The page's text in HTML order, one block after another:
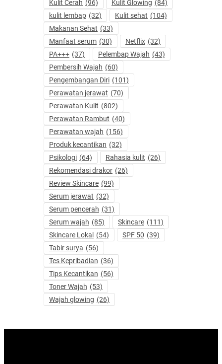
Kulit Cerah (96) Kulit Glowing (84)
kulit lembap (32) Kulit sehat (104)
Makanan Sehat (33)
Manfaat serum (30) Netflix (32)
PA+++ (37) Pelembap Wajah (43)
Pembersih Wajah (60)
Pengembangan Diri (101)
Perawatan jerawat (70)
Perawatan Kulit (802)
Perawatan Rambut (40)
Perawatan wajah (156)
Produk kecantikan (32)
Psikologi (64) Rahasia kulit (26)
Rekomendasi drakor (26)
Review Skincare (99)
Serum jerawat (32)
Serum pencerah (31)
Serum wajah (85) Skincare (111)
Skincare Lokal (54) SPF 50 (39)
Tabir surya (56)
Tes Kepribadian (36)
Tips Kecantikan (56)
Toner Wajah (53)
Wajah glowing (26)